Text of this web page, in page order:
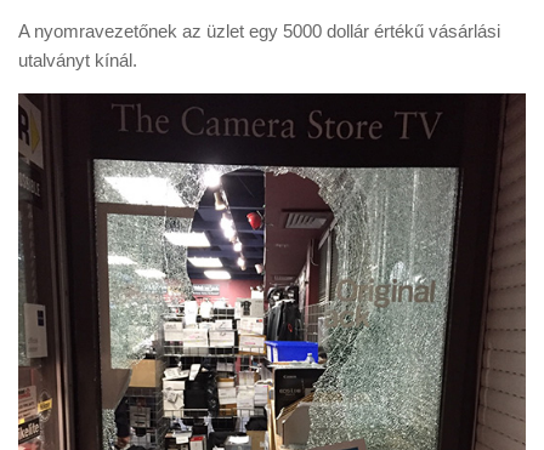
A nyomravezetőnek az üzlet egy 5000 dollár értékű vásárlási
utalványt kínál.